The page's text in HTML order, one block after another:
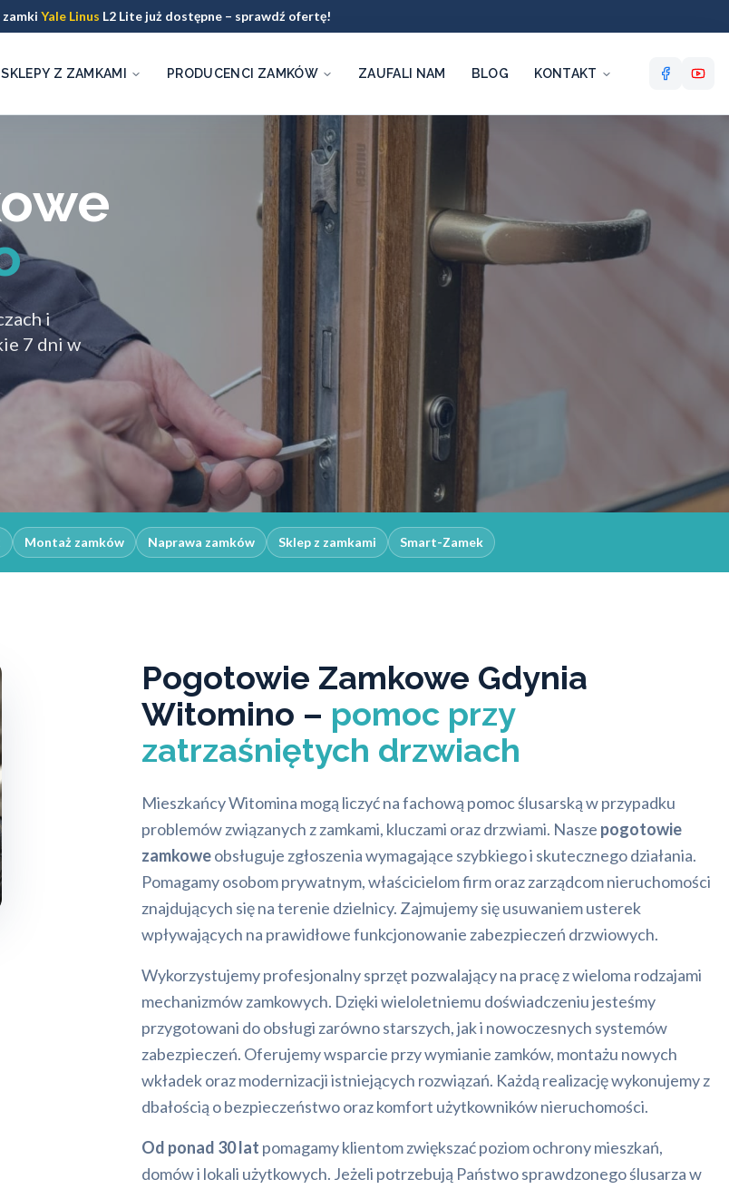
Yale Linus L2 Lite już dostępne – sprawdź ofertę!
SKLEPY Z ZAMKAMI PRODUCENCI ZAMKÓW ZAUFALI NAM BLOG KONTAKT
i
7 dni w
Montaż zamków Naprawa zamków Sklep z zamkami Smart-Zamek
Pogotowie Zamkowe Gdynia
Witomino – pomoc przy
zatrzaśniętych drzwiach
Mieszkańcy Witomina mogą liczyć na fachową pomoc ślusarską w przypadku
problemów związanych z zamkami, kluczami oraz drzwiami. Nasze pogotowie
zamkoweobsługuje zgłoszenia wymagające szybkiego i skutecznego działania.
Pomagamy osobom prywatnym, właścicielom firm oraz zarządcom nieruchomości
znajdujących się na terenie dzielnicy. Zajmujemy się usuwaniem usterek
wpływających na prawidłowe funkcjonowanie zabezpieczeń drzwiowych.
Wykorzystujemy profesjonalny sprzęt pozwalający na pracę z wieloma rodzajami
mechanizmów zamkowych. Dzięki wieloletniemu doświadczeniu jesteśmy
przygotowani do obsługi zarówno starszych, jak i nowoczesnych systemów
zabezpieczeń. Oferujemy wsparcie przy wymianie zamków, montażu nowych
wkładek oraz modernizacji istniejących rozwiązań. Każdą realizację wykonujemy z
dbałością o bezpieczeństwo oraz komfort użytkowników nieruchomości.
Od ponad 30 lat pomagamy klientom zwiększać poziom ochrony mieszkań,
domów i lokali użytkowych. Jeżeli potrzebują Państwo sprawdzonego ślusarza w